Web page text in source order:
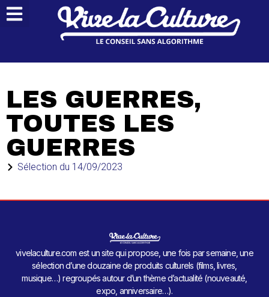
LES GUERRES,
TOUTES LES
GUERRES
Sélection du 14/09/2023
vivelaculture.com est un site qui propose, une fois par semaine, une
sélection d’une douzaine de produits culturels (films, livres,
musique…) regroupés autour d’un thème d’actualité (nouveauté,
expo, anniversaire…).